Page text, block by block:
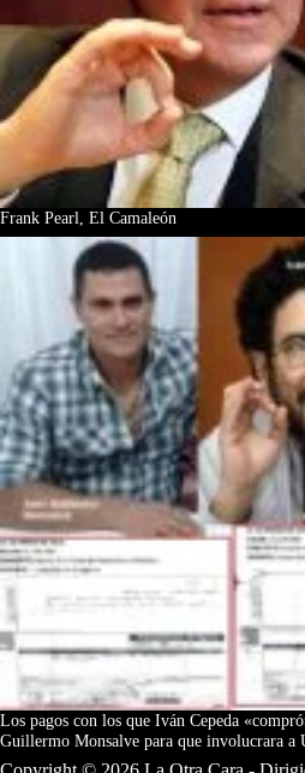
Frank Pearl, El Camaleón
Los pagos con los que Iván Cepeda
Guillermo Monsalve para que involucrara a